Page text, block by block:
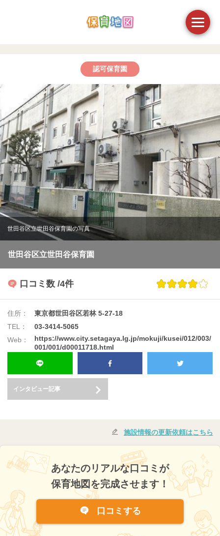
認可保育園
世田谷区立世田谷保育園の写真
世田谷区立世田谷保育園
口コミ数 /4件
住所：
東京都世田谷区若林 5-27-18
TEL：
03-3414-5065
Web：
https://www.city.setagaya.lg.jp/mokuji/kusei/012/003/
001/001/d00011718.html
インタビュー記事
施設情報の更新依頼はこちら
あなたのリアルな口コミが
保育地図を完成させます！
口コミする